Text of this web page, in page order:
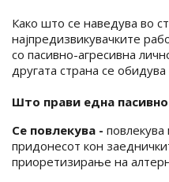
Како што се наведува во
најпредизвикувачките
со пасивно-агресивна
другата страна се
Што прави една
Се повлекува -
придонесот кон
приоретизирање на